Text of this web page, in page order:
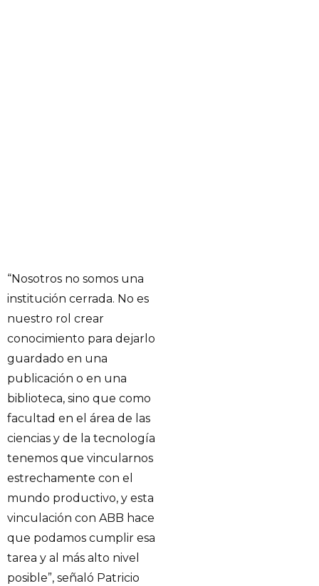
“Nosotros no somos una
institución cerrada. No es
nuestro rol crear
conocimiento para dejarlo
guardado en una
publicación o en una
biblioteca, sino que como
facultad en el área de las
ciencias y de la tecnología
tenemos que vincularnos
estrechamente con el
mundo productivo, y esta
vinculación con ABB hace
que podamos cumplir esa
tarea y al más alto nivel
posible”, señaló Patricio